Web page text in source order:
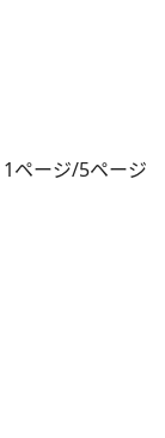
1ページ/5ページ